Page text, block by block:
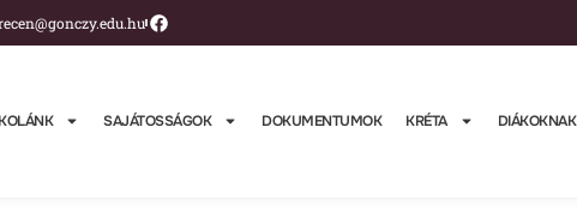
SAJÁTOSSÁGOK DOKUMENTUMOK KRÉTA DIÁKOKNAK